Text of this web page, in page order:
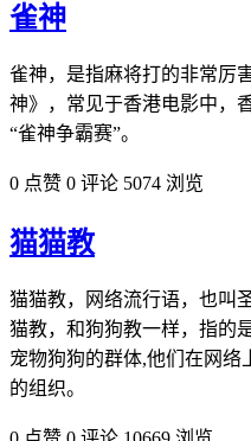
雀神
雀神，是指麻将打的非常厉
神》，常见于香港电影中，
“雀神争霸赛”。
0 点赞 0 评论 5074 浏览
猫猫教
猫猫教，网络流行语，也叫
猫教，和狗狗教一样，指的
宠物狗狗的群体,他们在网络
的组织。